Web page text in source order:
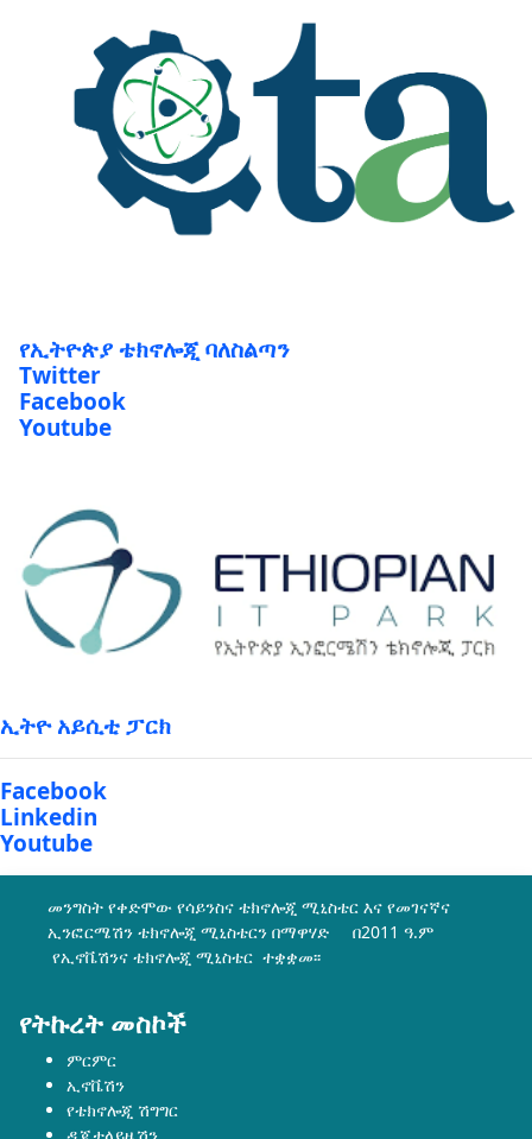
የኢትዮጵያ ቴክኖሎጂ ባለስልጣን
Twitter
Facebook
Youtube
ኢትዮ አይሲቲ ፓርክ
Facebook
Linkedin
Youtube
መንግስት የቀድሞው የሳይንስና ቴክኖሎጂ ሚኒስቴር እና የመገናኛና
ኢንፎርሜሽን ቴክኖሎጂ ሚኒስቴርን በማዋሃድ በ2011 ዓ.ም
የኢኖቬሽንና ቴክኖሎጂ ሚኒስቴር ተቋቋመ፡፡
የትኩረት መስኮች
ምርምር
ኢኖቬሽን
የቴክኖሎጂ ሽግግር